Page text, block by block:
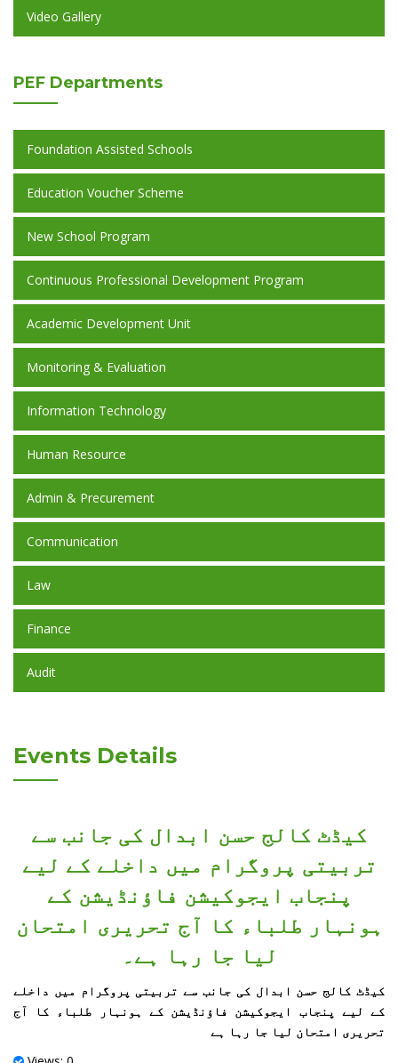
Video Gallery
PEF Departments
Foundation Assisted Schools
Education Voucher Scheme
New School Program
Continuous Professional Development Program
Academic Development Unit
Monitoring & Evaluation
Information Technology
Human Resource
Admin & Precurement
Communication
Law
Finance
Audit
Events Details
کیڈٹ کالج حسن ابدال کی جانب سے
تربیتی پروگرام میں داخلے کے لیے
پنجاب ایجوکیشن فاؤنڈیشن کے
ہونہار طلباء کا آج تحریری امتحان
لیا جا رہا ہے۔
کیڈٹ کالج حسن ابدال کی جانب سے تربیتی پروگرام میں داخلے
کے لیے پنجاب ایجوکیشن فاؤنڈیشن کے ہونہار طلباء کا آج
تحریری امتحان لیا جا رہا ہے